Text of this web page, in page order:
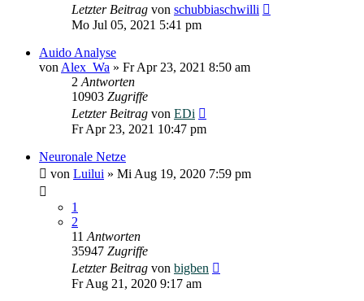
Letzter Beitrag von schubbiaschwilli
Mo Jul 05, 2021 5:41 pm
Auido Analyse
von Alex_Wa » Fr Apr 23, 2021 8:50 am
2 Antworten
10903 Zugriffe
Letzter Beitrag von EDi
Fr Apr 23, 2021 10:47 pm
Neuronale Netze
von Luilui » Mi Aug 19, 2020 7:59 pm
1
2
11 Antworten
35947 Zugriffe
Letzter Beitrag von bigben
Fr Aug 21, 2020 9:17 am